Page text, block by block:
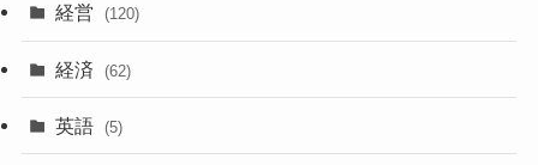
経営 (120)
経済 (62)
英語 (5)